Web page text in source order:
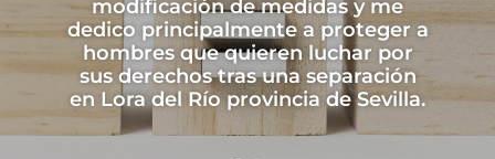
modificación de medidas y me
dedico principalmente a proteger a
hombres que quieren luchar por
sus derechos tras una separación
en Lora del Río provincia de Sevilla.